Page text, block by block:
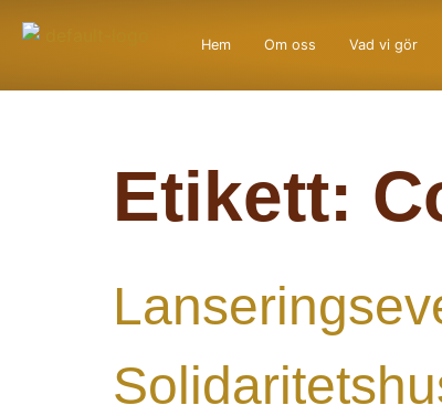
Hem Om oss Vad vi gör
Etikett: